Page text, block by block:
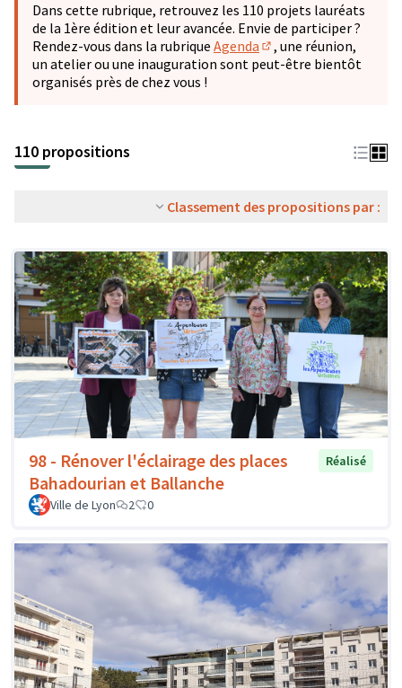
−
Dans cette rubrique, retrouvez les 110 projets lauréats
de la 1ère édition et leur avancée. Envie de participer ?
Rendez-vous dans la rubrique Agenda
(S'ouvre dans un
, une réunion,
un atelier ou une inauguration sont peut-être bientôt
organisés près de chez vous !
110 propositions
Classement des propositions par :
98 - Rénover l'éclairage des places
Bahadourian et Ballanche
Réalisé
Ville de Lyon 2 0